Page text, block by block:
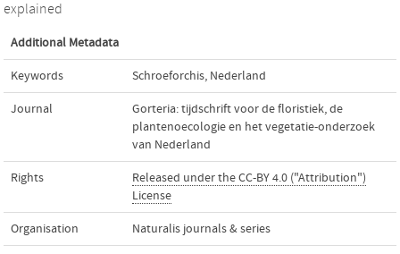
explained
Additional Metadata
Keywords Schroeforchis, Nederland
Journal
Gorteria: tijdschrift voor de floristiek, de
plantenoecologie en het vegetatie-onderzoek
van Nederland
Rights
Released under the CC-BY 4.0 ("Attribution")
License
Organisation Naturalis journals & series